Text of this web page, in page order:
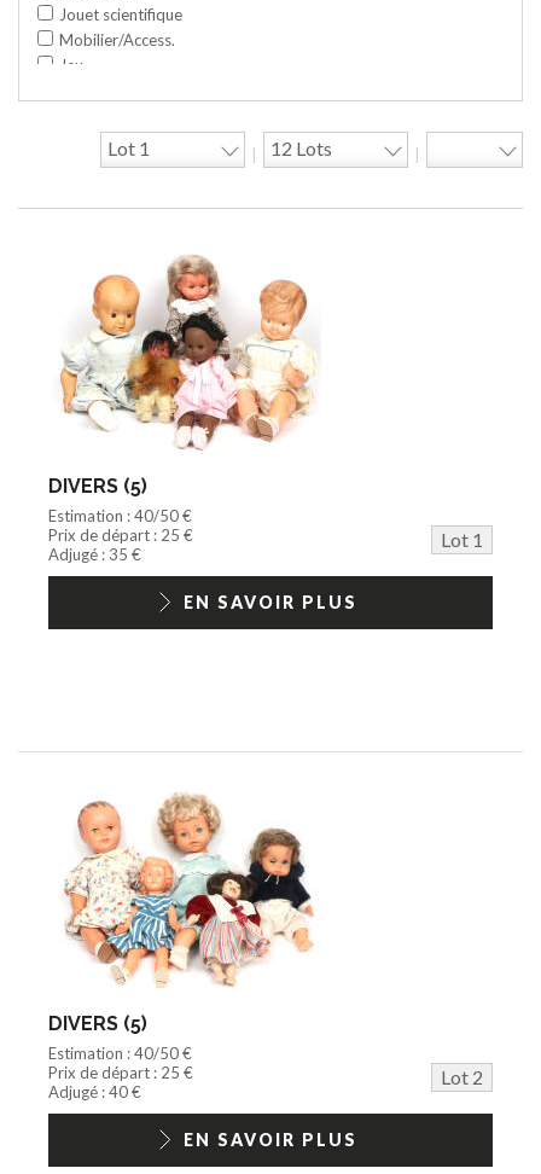
Jouet scientifique
Mobilier/Access.
Jeu
Travaux publics
Jeu construction
Cycle/Auto
Action Figure
Peluche
Disque
Agricole
Documentation
Playmobil/Lego
Barbie/Big Jim
Jouets Fast Food
Trading cards
1/18ème moderne
DIVERS (5)
Estimation : 40/50 €
Prix de départ : 25 €
Lot 1
Adjugé : 35 €
EN SAVOIR PLUS
DIVERS (5)
Estimation : 40/50 €
Prix de départ : 25 €
Lot 2
Adjugé : 40 €
EN SAVOIR PLUS